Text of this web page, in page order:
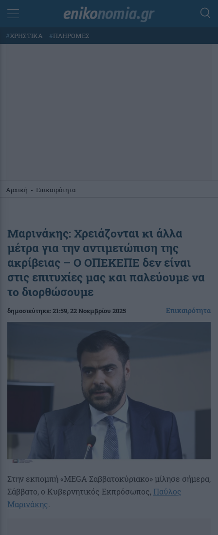
#ΧΡΗΣΤΙΚΑ #ΠΛΗΡΩΜΕΣ
Αρχική - Επικαιρότητα
Μαρινάκης: Χρειάζονται κι άλλα
μέτρα για την αντιμετώπιση της
ακρίβειας – Ο ΟΠΕΚΕΠΕ δεν είναι
στις επιτυχίες μας και παλεύουμε να
το διορθώσουμε
δημοσιεύτηκε:21:59, 22 Νοεμβρίου 2025 Επικαιρότητα
Στην εκπομπή «MEGA Σαββατοκύριακο» μίλησε σήμερα,
Σάββατο, ο Κυβερνητικός Εκπρόσωπος, Παύλος
Μαρινάκης.